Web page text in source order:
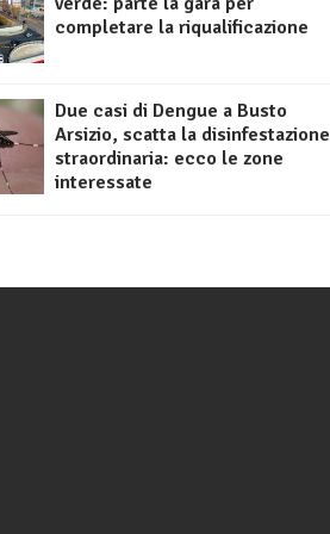
completare la riqualificazione
Due casi di Dengue a Busto
Arsizio, scatta la disinfestazione
straordinaria: ecco le zone
interessate